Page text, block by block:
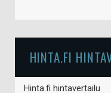
HINTA.FI
Hinta.fi hintavertailu